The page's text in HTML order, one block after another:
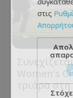
Women’s
τριάρα
στις